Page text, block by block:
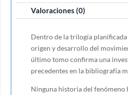
Valoraciones (0)
Dentro de la trilogía planificada
origen y desarrollo del
último tomo confirma una
precedentes en la bibliografía
Ninguna historia del fenómeno